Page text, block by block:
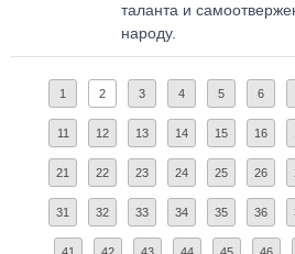
таланта и
народу.
1 2 3 4 5 6
11 12 13 14 15 16
21 22 23 24 25 26
31 32 33 34 35 36